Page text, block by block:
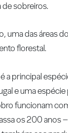
sobreiros.
uma das áreas
florestal.
a principal
e uma
funcionam
os 200 anos